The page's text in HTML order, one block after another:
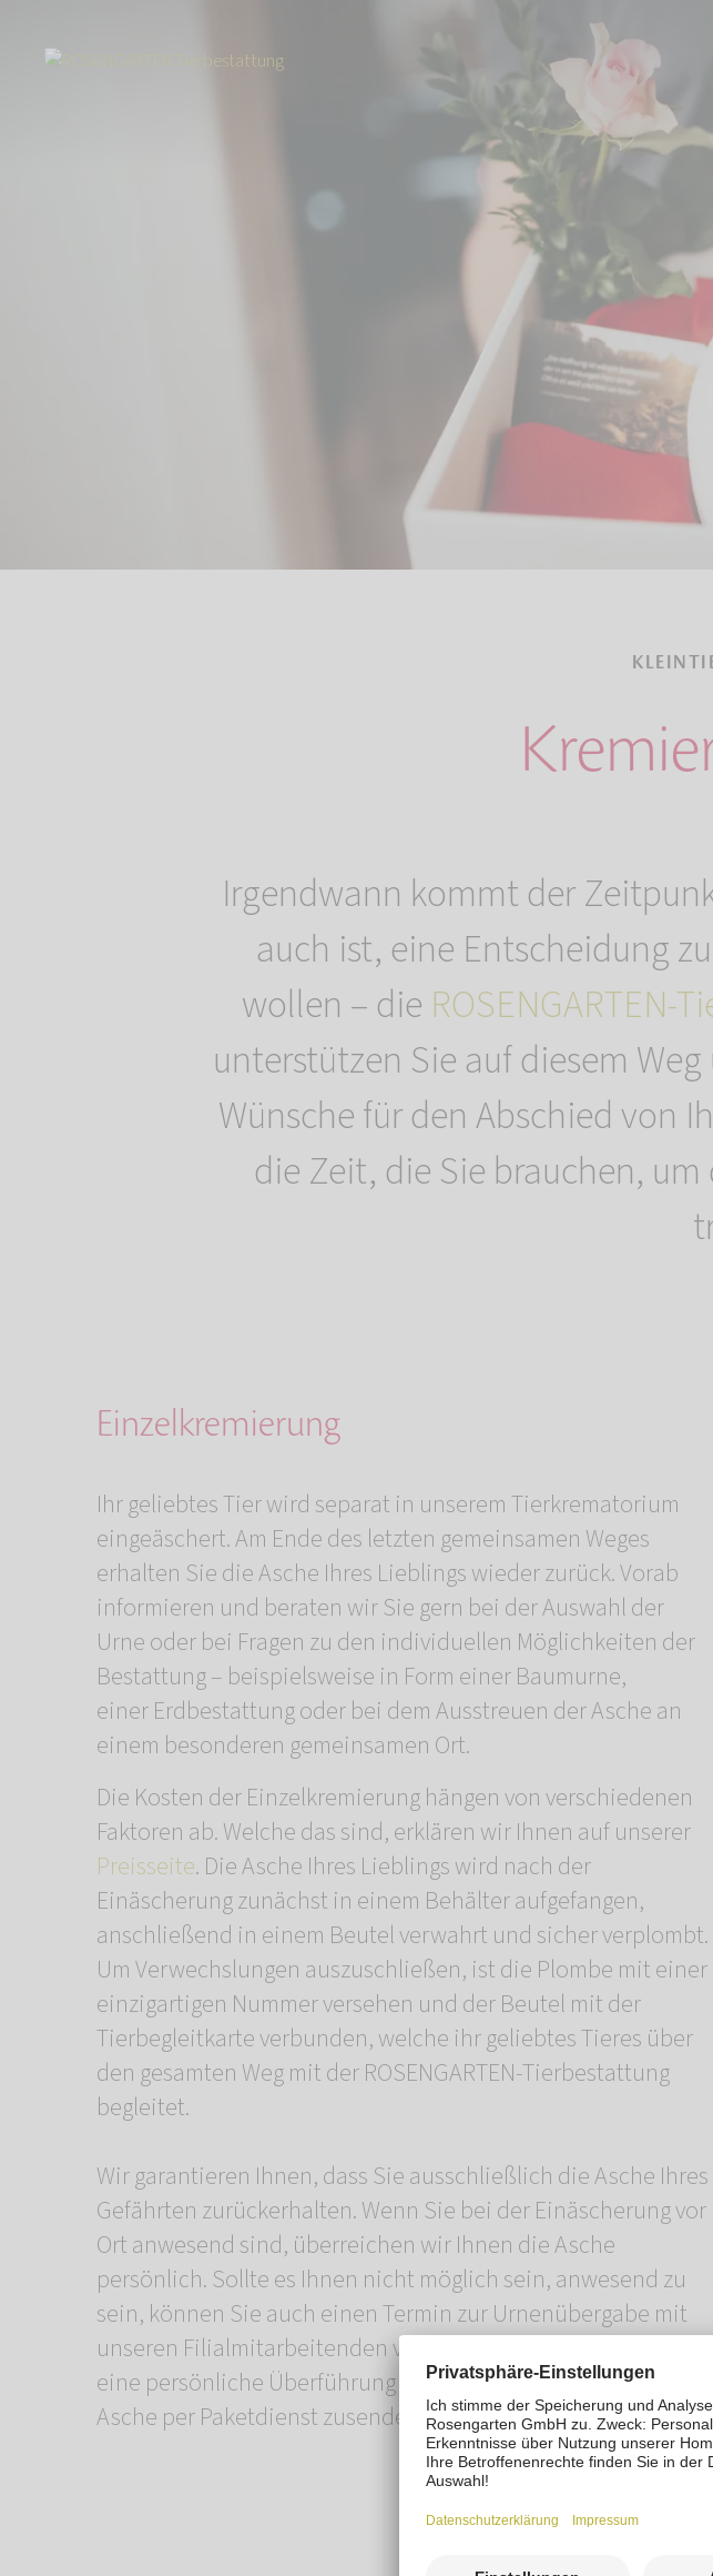
Irgendwann kommt der
auch ist, eine Entscheidung
wollen – die ROSENGARTEN-
unterstützen Sie auf diesem
Wünsche für den Abschied von
die Zeit, die Sie brauchen,
Einzelkremierung
Ihr geliebtes Tier wird separat in unserem Tierkrematorium
eingeäschert. Am Ende des letzten gemeinsamen Weges
erhalten Sie die Asche Ihres Lieblings wieder zurück. Vorab
informieren und beraten wir Sie gern bei der Auswahl der
Urne oder bei Fragen zu den individuellen Möglichkeiten der
Bestattung – beispielsweise in Form einer Baumurne,
einer Erdbestattung oder bei dem Ausstreuen der Asche an
einem besonderen gemeinsamen Ort.
Die Kosten der Einzelkremierung hängen von verschiedenen
Faktoren ab. Welche das sind, erklären wir Ihnen auf unserer
Preisseite. Die Asche Ihres Lieblings wird nach der
Einäscherung zunächst in einem Behälter aufgefangen,
anschließend in einem Beutel verwahrt und sicher verplombt.
Um Verwechslungen auszuschließen, ist die Plombe mit einer
einzigartigen Nummer versehen und der Beutel mit der
Tierbegleitkarte verbunden, welche ihr geliebtes Tieres über
den gesamten Weg mit der ROSENGARTEN-Tierbestattung
begleitet.
Wir garantieren Ihnen, dass Sie ausschließlich die Asche Ihres
Gefährten zurückerhalten. Wenn Sie bei der Einäscherung vor
Ort anwesend sind, überreichen wir Ihnen die Asche
persönlich. Sollte es Ihnen nicht möglich sein, anwesend zu
sein, können Sie auch einen Termin zur Urnenübergabe mit
unseren Filialmitarbeitenden vereinbaren, das Filialteam um
eine persönliche Überführung nach Hause bitten oder sich die
Asche per Paketdienst zusenden lassen.